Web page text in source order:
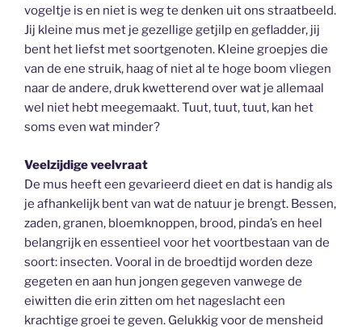
vogeltje is en niet is weg te denken uit ons straatbeeld.
Jij kleine mus met je gezellige getjilp en gefladder, jij
bent het liefst met soortgenoten. Kleine groepjes die
van de ene struik, haag of niet al te hoge boom vliegen
naar de andere, druk kwetterend over wat je allemaal
wel niet hebt meegemaakt. Tuut, tuut, tuut, kan het
soms even wat minder?
Veelzijdige veelvraat
De mus heeft een gevarieerd dieet en dat is handig als
je afhankelijk bent van wat de natuur je brengt. Bessen,
zaden, granen, bloemknoppen, brood, pinda’s en heel
belangrijk en essentieel voor het voortbestaan van de
soort: insecten. Vooral in de broedtijd worden deze
gegeten en aan hun jongen gegeven vanwege de
eiwitten die erin zitten om het nageslacht een
krachtige groei te geven. Gelukkig voor de mensheid